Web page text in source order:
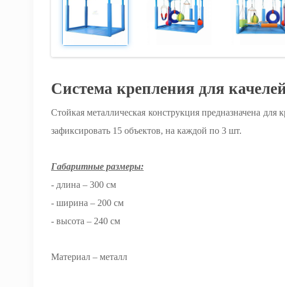
Система крепления для
Стойкая металлическая конструкция предназначена
зафиксировать 15 объектов, на каждой по 3 шт.
Габаритные размеры:
- длина – 300 см
- ширина – 200 см
- высота – 240 см
Материал – металл